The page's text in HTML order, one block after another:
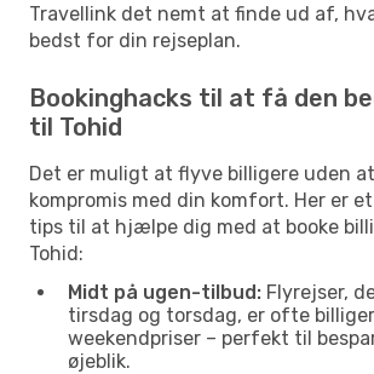
Travellink det nemt at finde ud af,
bedst for din rejseplan.
Bookinghacks til at få den
til Tohid
Det er muligt at flyve billigere uden
kompromis med din komfort. Her er
tips til at hjælpe dig med at booke
Tohid:
Midt på ugen-tilbud: Flyrejser,
tirsdag og torsdag, er ofte
weekendpriser – perfekt til
øjeblik.